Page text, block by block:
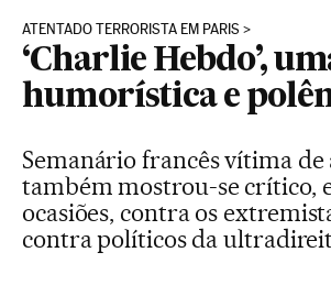
ATENTADO TERRORISTA EM PARIS
‘Charlie Hebdo’,
humorística e
Semanário francês vítima
também mostrou-se crítico,
ocasiões, contra os
contra políticos da